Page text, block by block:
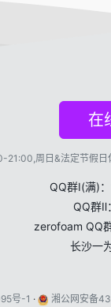
在
21:00,周日&法定节假日
QQ群Ⅰ(满)
QQ群Ⅱ：
zerofoam QQ
长沙一
号-1 · 湘公网安备